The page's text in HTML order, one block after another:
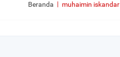
Beranda muhaimin iskandar